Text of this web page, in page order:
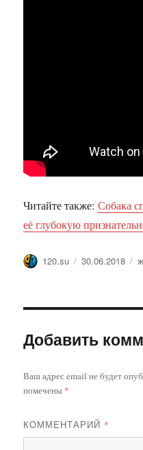
Читайте также:Собака
её глубокую
Автор
120.su Опубликовано
30.06.2018
Добавить
Ваш адрес email не будет
помечены *
КОММЕНТАРИЙ *